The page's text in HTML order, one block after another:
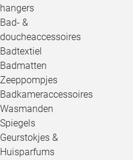
hangers
Bad- &
doucheaccessoires
Badtextiel
Badmatten
Zeeppompjes
Badkameraccessoires
Wasmanden
Spiegels
Geurstokjes &
Huisparfums